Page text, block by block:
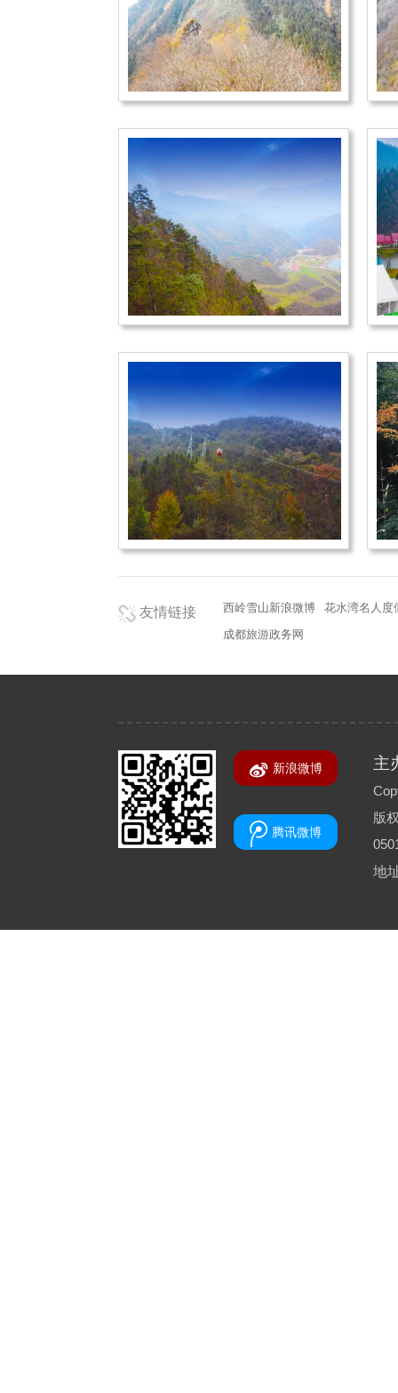
友情链接 西岭雪山新浪微博
花水湾名人度
成都旅游政务网
新浪微博
腾讯微博
主
版
地